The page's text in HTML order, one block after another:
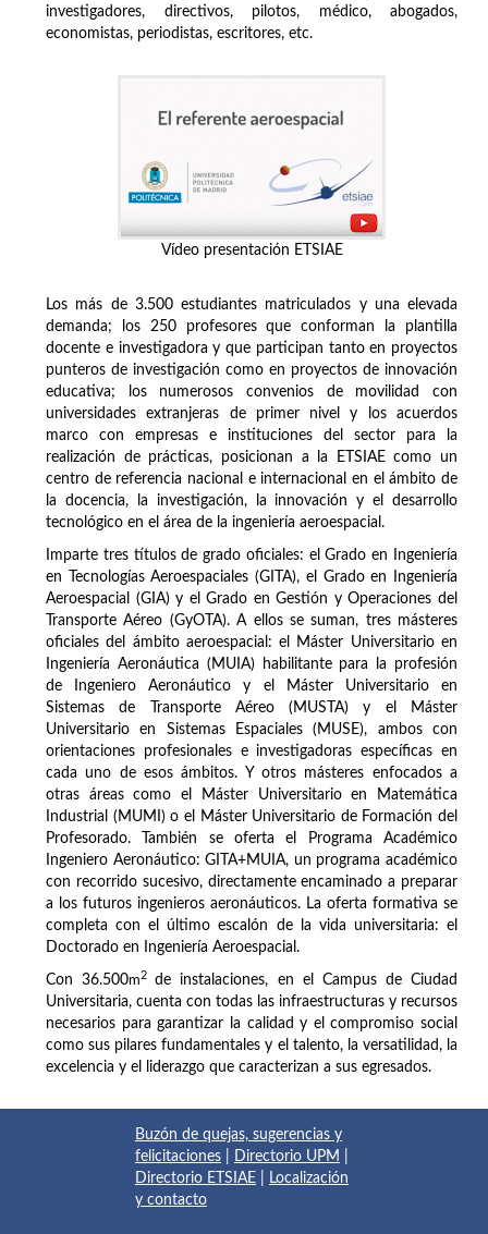
investigadores, directivos, pilotos, médico, abogados,
economistas, periodistas, escritores, etc.
Vídeo presentación ETSIAE
Los más de 3.500 estudiantes matriculados y una elevada
demanda; los 250 profesores que conforman la plantilla
docente e investigadora y que participan tanto en proyectos
punteros de investigación como en proyectos de innovación
educativa; los numerosos convenios de movilidad con
universidades extranjeras de primer nivel y los acuerdos
marco con empresas e instituciones del sector para la
realización de prácticas, posicionan a la ETSIAE como un
centro de referencia nacional e internacional en el ámbito de
la docencia, la investigación, la innovación y el desarrollo
tecnológico en el área de la ingeniería aeroespacial.
Imparte tres títulos de grado oficiales: el Grado en Ingeniería
en Tecnologías Aeroespaciales (GITA), el Grado en Ingeniería
Aeroespacial (GIA) y el Grado en Gestión y Operaciones del
Transporte Aéreo (GyOTA). A ellos se suman, tres másteres
oficiales del ámbito aeroespacial: el Máster Universitario en
Ingeniería Aeronáutica (MUIA) habilitante para la profesión
de Ingeniero Aeronáutico y el Máster Universitario en
Sistemas de Transporte Aéreo (MUSTA) y el Máster
Universitario en Sistemas Espaciales (MUSE), ambos con
orientaciones profesionales e investigadoras específicas en
cada uno de esos ámbitos. Y otros másteres enfocados a
otras áreas como el Máster Universitario en Matemática
Industrial (MUMI) o el Máster Universitario de Formación del
Profesorado. También se oferta el Programa Académico
Ingeniero Aeronáutico: GITA+MUIA, un programa académico
con recorrido sucesivo, directamente encaminado a preparar
a los futuros ingenieros aeronáuticos. La oferta formativa se
completa con el último escalón de la vida universitaria: el
Doctorado en Ingeniería Aeroespacial.
Con 36.500m2
de instalaciones, en el Campus de Ciudad
Universitaria, cuenta con todas las infraestructuras y recursos
necesarios para garantizar la calidad y el compromiso social
como sus pilares fundamentales y el talento, la versatilidad, la
excelencia y el liderazgo que caracterizan a sus egresados.
Buzón de quejas, sugerencias y
felicitaciones
Directorio UPM
Directorio ETSIAE
Localización
y contacto